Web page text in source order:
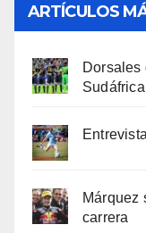
ARTÍCULOS
Dorsales
Márquez
carrera